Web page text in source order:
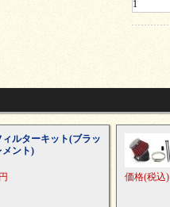
ィルターキット(ブラッ
メント)
価格(税込)